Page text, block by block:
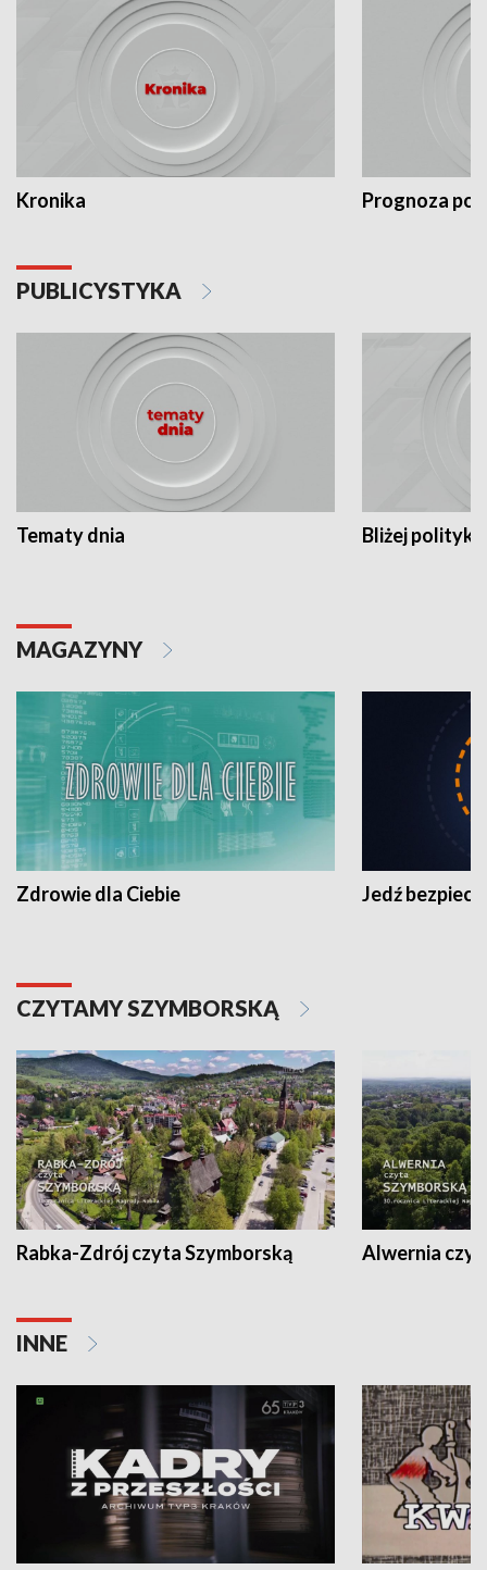
Kronika Prognoza
PUBLICYSTYKA
Tematy dnia Bliżej polityki
MAGAZYNY
Zdrowie dla Ciebie Jedź
CZYTAMY SZYMBORSKĄ
Rabka-Zdrój czyta Szymborską Alwernia
INNE